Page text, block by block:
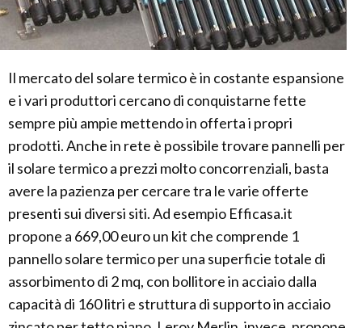
Il mercato del solare termico è in costante espansione
e i vari produttori cercano di conquistarne fette
sempre più ampie mettendo in offerta i propri
prodotti. Anche in rete è possibile trovare pannelli per
il solare termico a prezzi molto concorrenziali, basta
avere la pazienza per cercare tra le varie offerte
presenti sui diversi siti. Ad esempio Efficasa.it
propone a 669,00 euro un kit che comprende 1
pannello solare termico per una superficie totale di
assorbimento di 2 mq, con bollitore in acciaio dalla
capacità di 160 litri e struttura di supporto in acciaio